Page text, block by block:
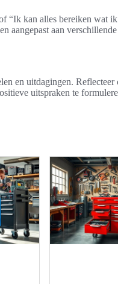
“Ik kan alles bereiken wat
aangepast aan verschillende
en uitdagingen. Reflecteer
uitspraken te